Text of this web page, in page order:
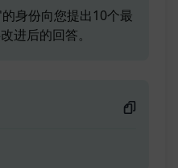
身份向您提出10个最
进后的回答。